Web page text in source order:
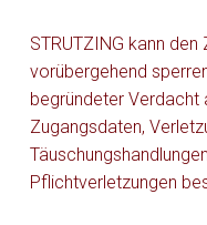
STRUTZING kann
vorübergehend
begründeter Verdacht
Zugangsdaten,
Pflichtverletzungen